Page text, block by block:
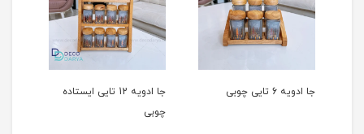
جا ادویه 12 تایی ایستاده
جا ادویه 12 تایی چوبی